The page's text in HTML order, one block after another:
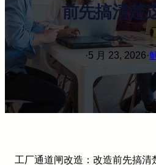
前先搞清楚
·5 月 23, 2026·
工厂通道闸改造：改造前先搞清